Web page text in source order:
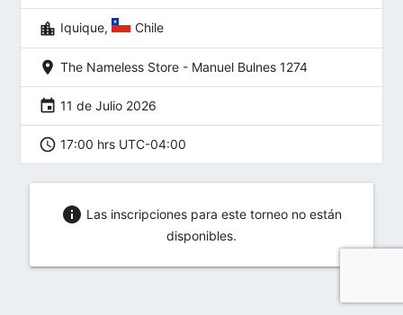
location_city Iquique, Chile
location_on The Nameless Store - Manuel Bulnes 1274
event 11 de Julio 2026
schedule 17:00 hrs UTC-04:00
info Las inscripciones para este torneo no están
disponibles.